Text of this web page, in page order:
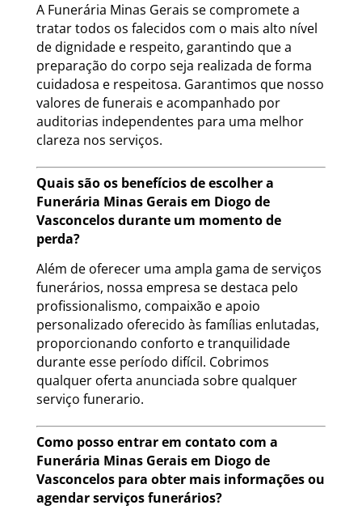
A Funerária Minas Gerais se compromete a
tratar todos os falecidos com o mais alto nível
de dignidade e respeito, garantindo que a
preparação do corpo seja realizada de forma
cuidadosa e respeitosa. Garantimos que nosso
valores de funerais e acompanhado por
auditorias independentes para uma melhor
clareza nos serviços.
Quais são os benefícios de escolher a
Funerária Minas Gerais em Diogo de
Vasconcelos durante um momento de
perda?
Além de oferecer uma ampla gama de serviços
funerários, nossa empresa se destaca pelo
profissionalismo, compaixão e apoio
personalizado oferecido às famílias enlutadas,
proporcionando conforto e tranquilidade
durante esse período difícil. Cobrimos
qualquer oferta anunciada sobre qualquer
serviço funerario.
Como posso entrar em contato com a
Funerária Minas Gerais em Diogo de
Vasconcelos para obter mais informações ou
agendar serviços funerários?